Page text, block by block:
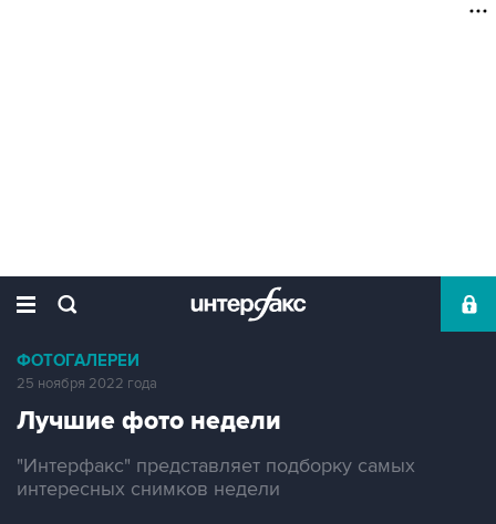
ФОТОГАЛЕРЕИ
25 ноября 2022 года
Лучшие фото недели
"Интерфакс" представляет подборку самых
интересных снимков недели